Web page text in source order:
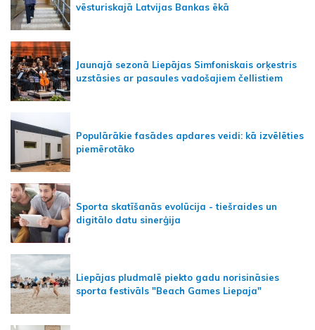
vēsturiskajā Latvijas Bankas ēkā
Jaunajā sezonā Liepājas Simfoniskais orķestris
uzstāsies ar pasaules vadošajiem čellistiem
Populārākie fasādes apdares veidi: kā izvēlēties
piemērotāko
Sporta skatīšanās evolūcija - tiešraides un
digitālo datu sinerģija
Liepājas pludmalē piekto gadu norisināsies
sporta festivāls "Beach Games Liepaja"